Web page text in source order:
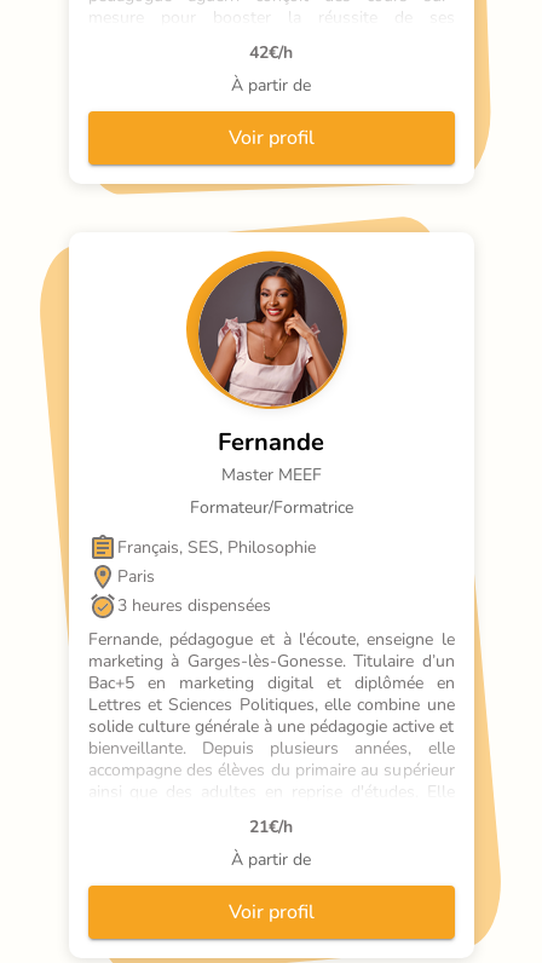
mesure pour booster la réussite de ses
apprenants. Son expertise, alliée à une approche
engageante, permet à ses élèves de repousser
leurs limites et de s'épanouir.
42€/h
À partir de
Voir profil
Fernande
Master MEEF
Formateur/Formatrice
Français, SES, Philosophie
Paris
3 heures dispensées
Fernande, pédagogue et à l'écoute, enseigne le
marketing à Garges-lès-Gonesse. Titulaire d’un
Bac+5 en marketing digital et diplômée en
Lettres et Sciences Politiques, elle combine une
solide culture générale à une pédagogie active et
bienveillante. Depuis plusieurs années, elle
accompagne des élèves du primaire au supérieur
ainsi que des adultes en reprise d'études. Elle
propose des cours en français, FLE, SES,
économie, gestion, philosophie et préparation
orale. Elle a animé de nombreuses formations
l’écoute, la motivation et l’adaptation aux
besoins spécifiques de chaque apprenant. Elle
aime transmettre avec clarté
21€/h
À partir de
Voir profil